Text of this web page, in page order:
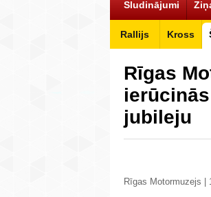
Sludinājumi
Rallijs Kross
Rīgas
jubileju
Rīgas Motormuzejs |